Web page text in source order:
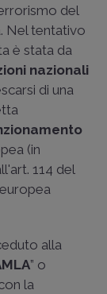
del
Nel tentativo
è stata da
nazionali
di una
(in
114 del
alla
” o
la